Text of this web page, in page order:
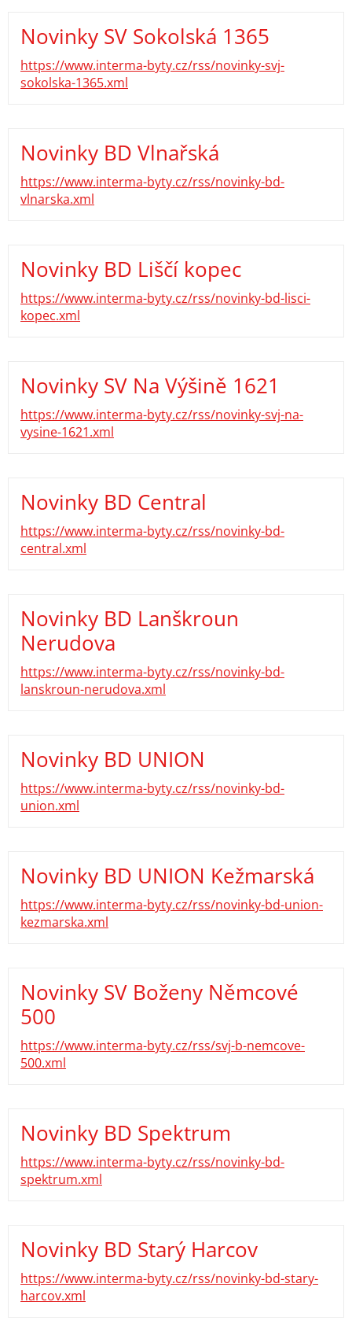
Novinky SV Sokolská 1365
https://www.interma-byty.cz/rss/novinky-svj-
sokolska-1365.xml
Novinky BD Vlnařská
https://www.interma-byty.cz/rss/novinky-bd-
vlnarska.xml
Novinky BD Liščí kopec
https://www.interma-byty.cz/rss/novinky-bd-lisci-
kopec.xml
Novinky SV Na Výšině 1621
https://www.interma-byty.cz/rss/novinky-svj-na-
vysine-1621.xml
Novinky BD Central
https://www.interma-byty.cz/rss/novinky-bd-
central.xml
Novinky BD Lanškroun
Nerudova
https://www.interma-byty.cz/rss/novinky-bd-
lanskroun-nerudova.xml
Novinky BD UNION
https://www.interma-byty.cz/rss/novinky-bd-
union.xml
Novinky BD UNION Kežmarská
https://www.interma-byty.cz/rss/novinky-bd-union-
kezmarska.xml
Novinky SV Boženy Němcové
500
https://www.interma-byty.cz/rss/svj-b-nemcove-
500.xml
Novinky BD Spektrum
https://www.interma-byty.cz/rss/novinky-bd-
spektrum.xml
Novinky BD Starý Harcov
https://www.interma-byty.cz/rss/novinky-bd-stary-
harcov.xml